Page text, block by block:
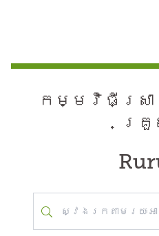
កម្មវិធី​ស្រ
គ្រួ